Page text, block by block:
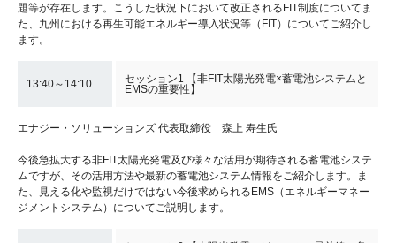
題等が存在します。こうした状況下において改正されるFIT制度についてま
た、九州における再生可能エネルギー導入状況等（FIT）についてご紹介し
ます。
13:40～14:10
セッション1 【非FIT太陽光発電×蓄電池システムと
EMSの重要性】
エナジー・ソリューションズ 代表取締役 森上 寿生氏
今後急拡大する非FIT太陽光発電及び様々な活用が期待される蓄電池システ
ムですが、その活用方法や最新の蓄電池システム情報をご紹介します。ま
た、見える化や監視だけではない今後求められるEMS（エネルギーマネー
ジメントシステム）についてご説明します。